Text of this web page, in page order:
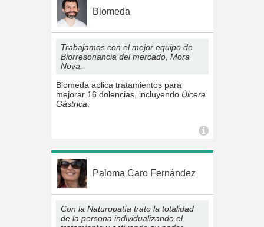
Biomeda
Trabajamos con el mejor equipo de
Biorresonancia del mercado, Mora
Nova.
Biomeda aplica tratamientos para
mejorar 16 dolencias, incluyendo Úlcera
Gástrica
Paloma Caro Fernández
Con la Naturopatía trato la totalidad
de la persona individualizando el